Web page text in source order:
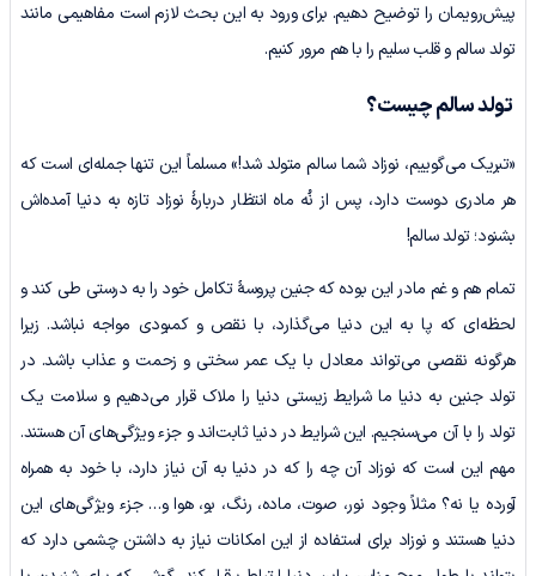
پیش‌رویمان را توضیح دهیم. برای ورود به این بحث لازم است مفاهیمی مانند
تولد سالم و قلب سلیم را با هم مرور کنیم.
تولد سالم چیست؟
«تبریک می‌گوییم، نوزاد شما سالم متولد شد!» مسلماً این تنها جمله­‌ا‌ی‌ است که
هر مادری دوست دارد، پس از نُه ماه انتظار دربارۀ نوزاد تازه به دنیا آمده‌اش
بشنود؛ تولد سالم!
تمام هم و غم مادر این بوده که جنین پروسۀ تکامل خود را به درستی طی کند و
لحظه‌ای که پا به این دنیا می‌گذارد، با نقص و کمبودی مواجه نباشد. زیرا
هرگونه نقصی می‌تواند معادل با یک عمر سختی و زحمت و عذاب باشد. در
تولد جنین به دنیا ما شرایط زیستی دنیا را ملاک قرار می‌دهیم و سلامت یک
تولد را با آن می‌سنجیم. این شرایط در دنیا ثابت‌اند و جزء ویژگی‌های آن هستند.
مهم این است که نوزاد آن چه را که در دنیا به آن نیاز دارد، با خود به همراه
آورده یا نه؟ مثلاً وجود نور، صوت، ماده، رنگ، بو، هوا و… جزء ویژگی‌های این
دنیا هستند و نوزاد برای استفاده از این امکانات نیاز به داشتن چشمی دارد که